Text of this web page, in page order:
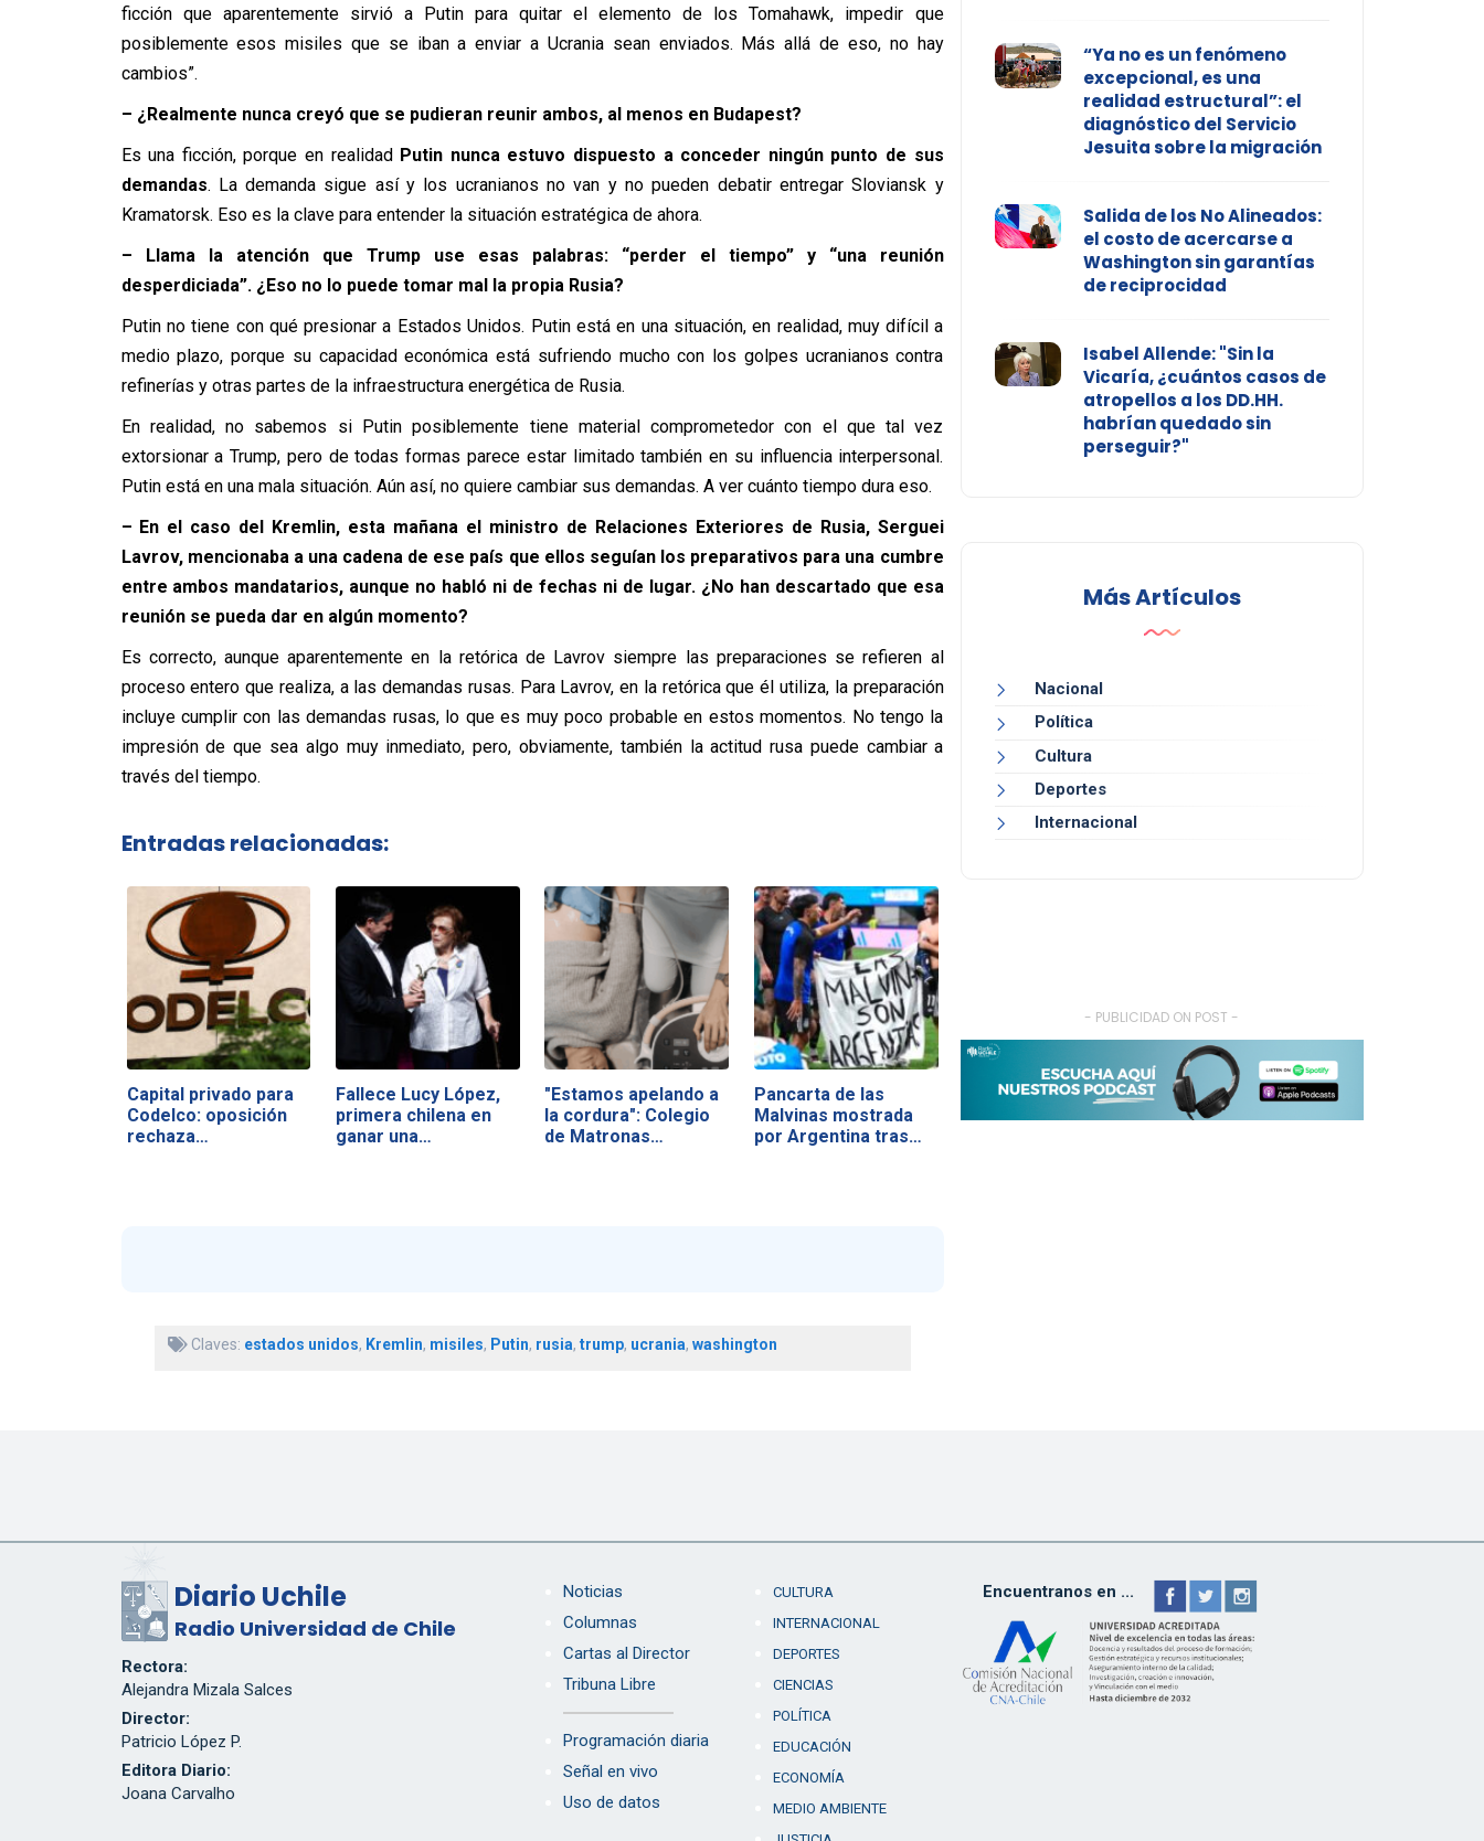
ficción que aparentemente sirvió a Putin para quitar el elemento de los Tomahawk, impedir que
posiblemente esos misiles que se iban a enviar a Ucrania sean enviados. Más allá de eso, no hay
cambios”.
– ¿Realmente nunca creyó que se pudieran reunir ambos, al menos en Budapest?
Es una ficción, porque en realidad Putin nunca estuvo dispuesto a conceder ningún punto de sus
demandas. La demanda sigue así y los ucranianos no van y no pueden debatir entregar Sloviansk y
Kramatorsk. Eso es la clave para entender la situación estratégica de ahora.
– Llama la atención que Trump use esas palabras: “perder el tiempo” y “una reunión
desperdiciada”. ¿Eso no lo puede tomar mal la propia Rusia?
Putin no tiene con qué presionar a Estados Unidos. Putin está en una situación, en realidad, muy difícil a
medio plazo, porque su capacidad económica está sufriendo mucho con los golpes ucranianos contra
refinerías y otras partes de la infraestructura energética de Rusia.
En realidad, no sabemos si Putin posiblemente tiene material comprometedor con el que tal vez
extorsionar a Trump, pero de todas formas parece estar limitado también en su influencia interpersonal.
Putin está en una mala situación. Aún así, no quiere cambiar sus demandas. A ver cuánto tiempo dura eso.
– En el caso del Kremlin, esta mañana el ministro de Relaciones Exteriores de Rusia, Serguei
Lavrov, mencionaba a una cadena de ese país que ellos seguían los preparativos para una cumbre
entre ambos mandatarios, aunque no habló ni de fechas ni de lugar. ¿No han descartado que esa
reunión se pueda dar en algún momento?
Es correcto, aunque aparentemente en la retórica de Lavrov siempre las preparaciones se refieren al
proceso entero que realiza, a las demandas rusas. Para Lavrov, en la retórica que él utiliza, la preparación
incluye cumplir con las demandas rusas, lo que es muy poco probable en estos momentos. No tengo la
impresión de que sea algo muy inmediato, pero, obviamente, también la actitud rusa puede cambiar a
través del tiempo.
Entradas relacionadas:
Capital privado para
Codelco: oposición
rechaza…
Fallece Lucy López,
primera chilena en
ganar una…
"Estamos apelando a
la cordura": Colegio
de Matronas…
Pancarta de las
Malvinas mostrada
por Argentina tras…
Claves: estados unidos, Kremlin, misiles, Putin, rusia, trump, ucrania, washington
“Ya no es un fenómeno
excepcional, es una
realidad estructural”: el
diagnóstico del Servicio
Jesuita sobre la migración
Salida de los No Alineados:
el costo de acercarse a
Washington sin garantías
de reciprocidad
Isabel Allende: "Sin la
Vicaría, ¿cuántos casos de
atropellos a los DD.HH.
habrían quedado sin
perseguir?"
Más Artículos
Nacional
Política
Cultura
Deportes
Internacional
- PUBLICIDAD ON POST -
Diario Uchile
Radio Universidad de Chile
Rectora:
Alejandra Mizala Salces
Director:
Patricio López P.
Editora Diario:
Joana Carvalho
Noticias
Columnas
Cartas al Director
Tribuna Libre
Programación diaria
Señal en vivo
Uso de datos
CULTURA
INTERNACIONAL
DEPORTES
CIENCIAS
POLÍTICA
EDUCACIÓN
ECONOMÍA
MEDIO AMBIENTE
Encuentranos en ...